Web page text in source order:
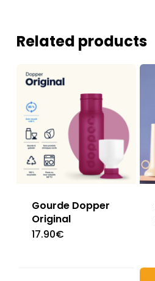
Related products
Gourde Dopper
Original
17.90€
has